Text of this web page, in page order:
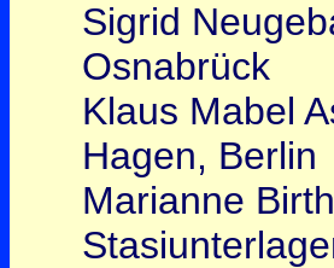
Sigrid
Osnabrück
Klaus Mabel
Hagen, Berlin
Marianne